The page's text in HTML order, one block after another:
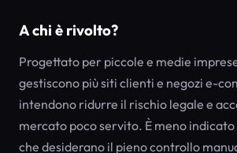
A chi è rivolto?
Progettato per piccole e medie
gestiscono più siti clienti e negozi e-
intendono ridurre il rischio legale e
mercato poco servito. È meno
che desiderano il pieno controllo